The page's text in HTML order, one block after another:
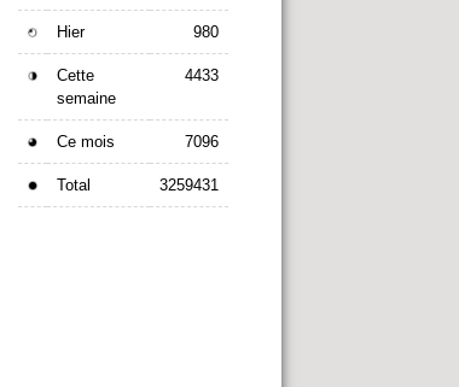
Hier 980
Cette
semaine
4433
Ce mois 7096
Total 3259431